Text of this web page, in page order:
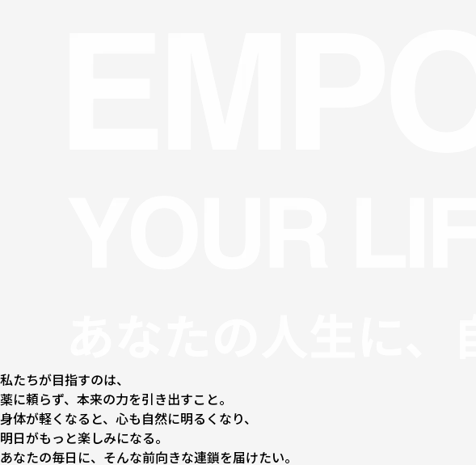
私たちが⽬指すのは、
薬に頼らず、本来の⼒を引き出すこと。
⾝体が軽くなると、⼼も⾃然に明るくなり、
明⽇がもっと楽しみになる。
あなたの毎⽇に、そんな前向きな連鎖を届けたい。